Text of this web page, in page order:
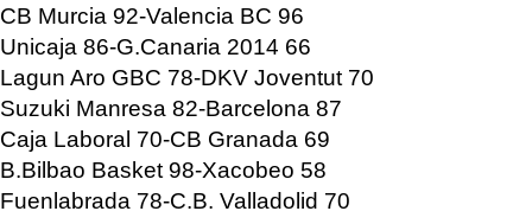
CB Murcia 92-Valencia BC 96
Unicaja 86-G.Canaria 2014 66
Lagun Aro GBC 78-DKV Joventut 70
Suzuki Manresa 82-Barcelona 87
Caja Laboral 70-CB Granada 69
B.Bilbao Basket 98-Xacobeo 58
Fuenlabrada 78-C.B. Valladolid 70